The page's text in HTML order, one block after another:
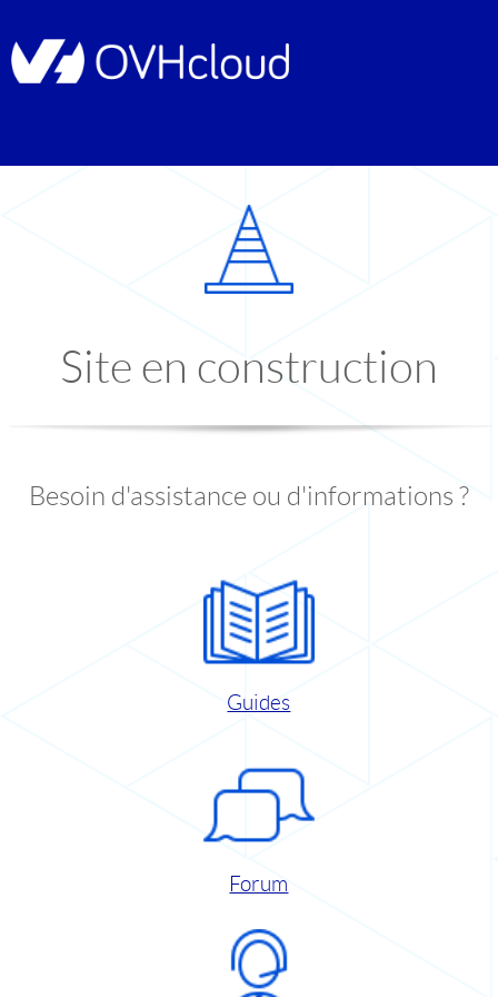
Site en construction
Besoin d'assistance ou d'informations ?
Guides
Forum